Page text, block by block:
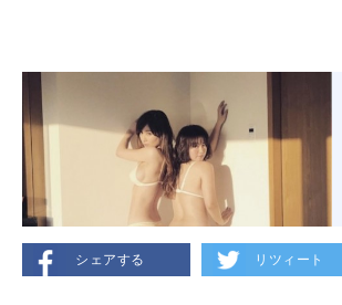
シェアする リツィート